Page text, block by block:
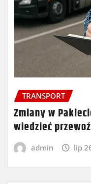
TRANSPORT
Zmiany w
wiedzieć
admin lip